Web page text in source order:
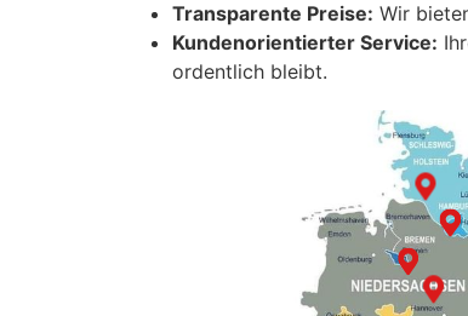
Transparente Preise: Wir
Kundenorientierter Service:
ordentlich bleibt.